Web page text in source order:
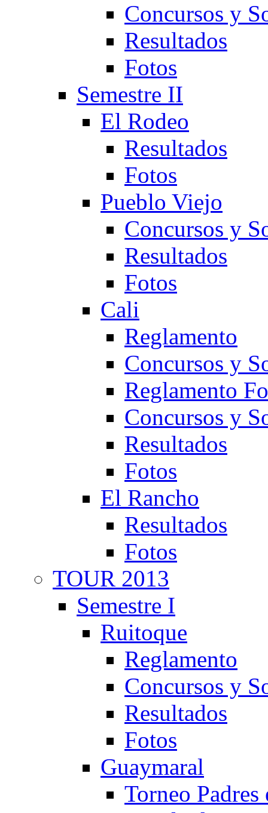
Concursos y
Resultados
Fotos
Semestre II
El Rodeo
Resultados
Fotos
Pueblo Viejo
Concursos y
Resultados
Fotos
Cali
Reglamento
Concursos y
Reglamento
Concursos y
Resultados
Fotos
El Rancho
Resultados
Fotos
TOUR 2013
Semestre I
Ruitoque
Reglamento
Concursos y
Resultados
Fotos
Guaymaral
Torneo